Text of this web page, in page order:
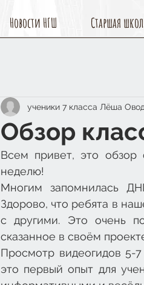
Новости НГШ Старшая
Обзор
ученики 7 класса Лёша
Всем привет, это
неделю!
Многим запомнилась
Здорово, что ребята в
с другими. Это очень
сказанное в своём
Просмотр видеогидов 5-
это первый опыт для